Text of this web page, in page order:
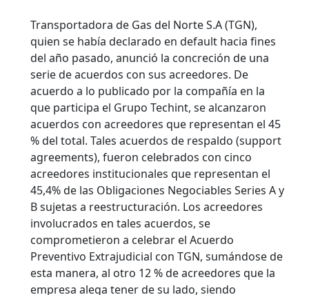
Transportadora de Gas del Norte S.A (TGN),
quien se había declarado en default hacia fines
del año pasado, anunció la concreción de una
serie de acuerdos con sus acreedores. De
acuerdo a lo publicado por la compañía en la
que participa el Grupo Techint, se alcanzaron
acuerdos con acreedores que representan el 45
% del total. Tales acuerdos de respaldo (support
agreements), fueron celebrados con cinco
acreedores institucionales que representan el
45,4% de las Obligaciones Negociables Series A y
B sujetas a reestructuración. Los acreedores
involucrados en tales acuerdos, se
comprometieron a celebrar el Acuerdo
Preventivo Extrajudicial con TGN, sumándose de
esta manera, al otro 12 % de acreedores que la
empresa alega tener de su lado, siendo